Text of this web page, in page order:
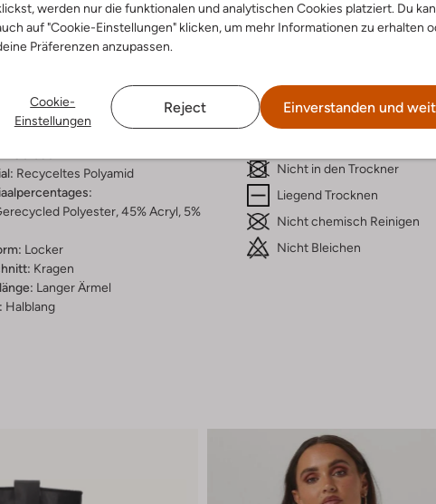
werden nur die funktionalen und analytischen Cookies platziert. Du
auf "Cookie-Einstellungen" klicken, um mehr Informationen zu erhalten
Präferenzen anzupassen.
Cookie-
Einstellungen
Reject Einverstanden und
&
Recyceltes Polyamid
Polyester, 45% Acryl, 5%
Locker
Kragen
Langer Ärmel
Halblang
30 bei 30 Grad
Nicht in den Trockner
Liegend Trocknen
Nicht chemisch Reinigen
Nicht Bleichen